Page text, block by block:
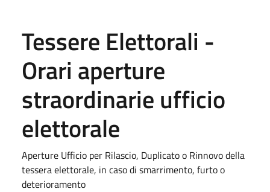
Tessere Elettorali -
Orari aperture
straordinarie ufficio
elettorale
Aperture Ufficio per Rilascio, Duplicato o Rinnovo della
tessera elettorale, in caso di smarrimento, furto o
deterioramento